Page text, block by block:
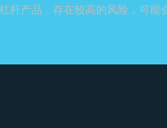
杆产品，存在较高的风险，可